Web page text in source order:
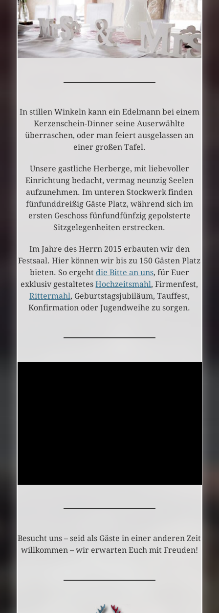
In stillen Winkeln kann ein Edelmann bei einem
Kerzenschein-Dinner seine Auserwählte
überraschen, oder man feiert ausgelassen an
einer großen Tafel.
Unsere gastliche Herberge, mit liebevoller
Einrichtung bedacht, vermag neunzig Seelen
aufzunehmen. Im unteren Stockwerk finden
fünfunddreißig Gäste Platz, während sich im
ersten Geschoss fünfundfünfzig gepolsterte
Sitzgelegenheiten erstrecken.
Im Jahre des Herrn 2015 erbauten wir den
Festsaal. Hier können wir bis zu 150 Gästen Platz
bieten. So ergeht die Bitte an uns, für Euer
exklusiv gestaltetesHochzeitsmahl, Firmenfest,
Rittermahl, Geburtstagsjubiläum, Tauffest,
Konfirmation oder Jugendweihe zu sorgen.
Besucht uns – seid als Gäste in einer anderen Zeit
willkommen – wir erwarten Euch mit Freuden!